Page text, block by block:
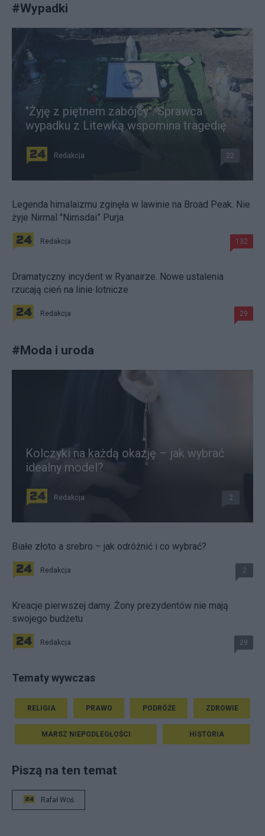
#Wypadki
"Żyję z piętnem zabójcy". Sprawca
wypadku z Litewką wspomina tragedię
Redakcja 22
Legenda himalaizmu zginęła w lawinie na Broad Peak. Nie
żyje Nirmal "Nimsdai” Purja
Redakcja 132
Dramatyczny incydent w Ryanairze. Nowe ustalenia
rzucają cień na linie lotnicze
Redakcja 29
#Moda i uroda
Kolczyki na każdą okazję – jak wybrać
idealny model?
Redakcja 2
Białe złoto a srebro – jak odróżnić i co wybrać?
Redakcja 2
Kreacje pierwszej damy. Żony prezydentów nie mają
swojego budżetu
Redakcja 29
Tematy wywczas
RELIGIA PRAWO PODRÓŻE ZDROWIE
MARSZ NIEPODLEGŁOŚCI HISTORIA
Piszą na ten temat
Rafał Woś